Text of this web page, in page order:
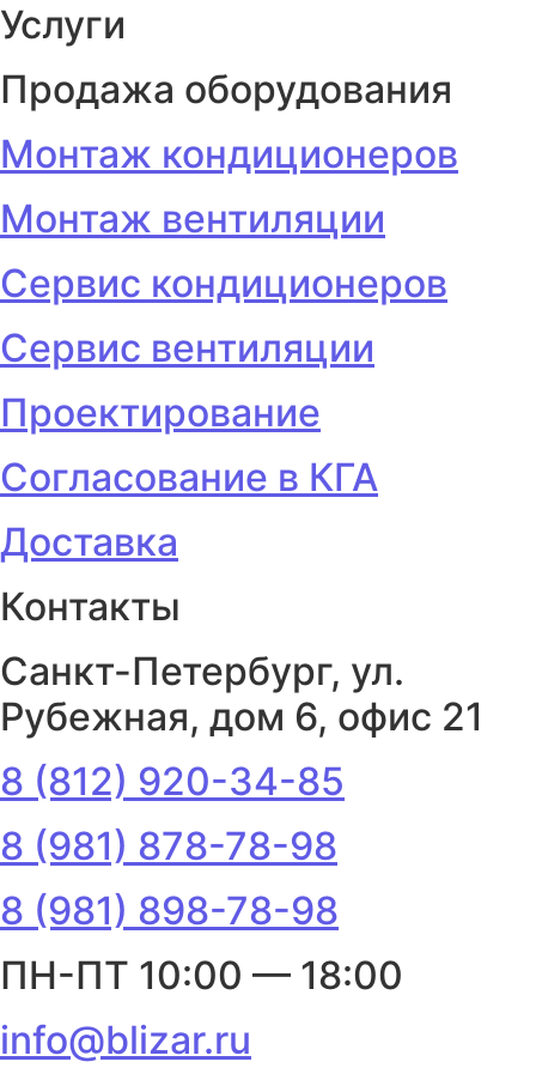
Услуги
Продажа оборудования
Монтаж кондиционеров
Монтаж вентиляции
Сервис кондиционеров
Сервис вентиляции
Проектирование
Согласование в КГА
Доставка
Контакты
Санкт-Петербург, ул.
Рубежная, дом 6, офис 21
8 (812) 920-34-85
8 (981) 878-78-98
8 (981) 898-78-98
ПН-ПТ 10:00 — 18:00
info@blizar.ru